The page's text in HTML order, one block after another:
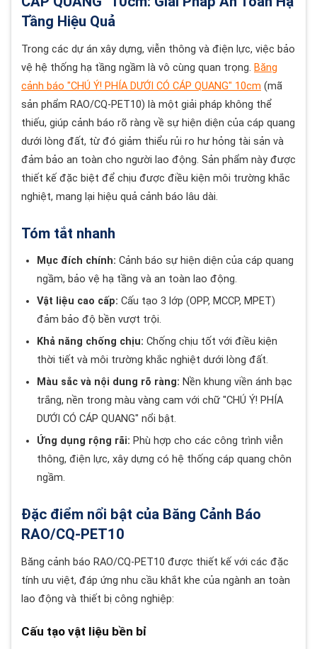
Tầng Hiệu Quả
Trong các dự án xây dựng, viễn thông và điện lực, việc bảo
vệ hệ thống hạ tầng ngầm là vô cùng quan trọng. Băng
cảnh báo "CHÚ Ý! PHÍA DƯỚI CÓ CÁP QUANG" 10cm (mã
sản phẩm RAO/CQ-PET10) là một giải pháp không thể
thiếu, giúp cảnh báo rõ ràng về sự hiện diện của cáp quang
dưới lòng đất, từ đó giảm thiểu rủi ro hư hỏng tài sản và
đảm bảo an toàn cho người lao động. Sản phẩm này được
thiết kế đặc biệt để chịu được điều kiện môi trường khắc
nghiệt, mang lại hiệu quả cảnh báo lâu dài.
Tóm tắt nhanh
Mục đích chính: Cảnh báo sự hiện diện của cáp quang
ngầm, bảo vệ hạ tầng và an toàn lao động.
Vật liệu cao cấp: Cấu tạo 3 lớp (OPP, MCCP, MPET)
đảm bảo độ bền vượt trội.
Khả năng chống chịu: Chống chịu tốt với điều kiện
thời tiết và môi trường khắc nghiệt dưới lòng đất.
Màu sắc và nội dung rõ ràng: Nền khung viền ánh bạc
trắng, nền trong màu vàng cam với chữ "CHÚ Ý! PHÍA
DƯỚI CÓ CÁP QUANG" nổi bật.
Ứng dụng rộng rãi: Phù hợp cho các công trình viễn
thông, điện lực, xây dựng có hệ thống cáp quang chôn
ngầm.
Đặc điểm nổi bật của Băng Cảnh Báo
RAO/CQ-PET10
Băng cảnh báo RAO/CQ-PET10 được thiết kế với các đặc
tính ưu việt, đáp ứng nhu cầu khắt khe của ngành an toàn
lao động và thiết bị công nghiệp:
Cấu tạo vật liệu bền bỉ